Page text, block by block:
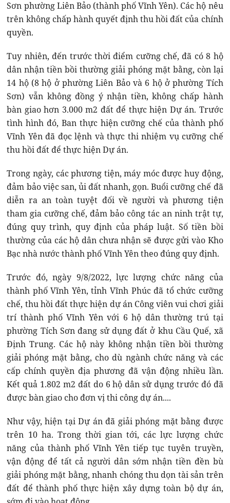
Sơn phường Liên Bảo (thành phố Vĩnh Yên). Các hộ nêu
trên không chấp hành quyết định thu hồi đất của chính
quyền.
Tuy nhiên, đến trước thời điểm cưỡng chế, đã có 8 hộ
dân nhận tiền bồi thường giải phóng mặt bằng, còn lại
14 hộ (8 hộ ở phường Liên Bảo và 6 hộ ở phường Tích
Sơn) vẫn không đồng ý nhận tiền, không chấp hành
bàn giao hơn 3.000 m2 đất để thực hiện Dự án. Trước
tình hình đó, Ban thực hiện cưỡng chế của thành phố
Vĩnh Yên đã đọc lệnh và thực thi nhiệm vụ cưỡng chế
thu hồi đất để thực hiện Dự án.
Trong ngày, các phương tiện, máy móc được huy động,
đảm bảo việc san, ủi đất nhanh, gọn. Buổi cưỡng chế đã
diễn ra an toàn tuyệt đối về người và phương tiện
tham gia cưỡng chế, đảm bảo công tác an ninh trật tự,
đúng quy trình, quy định của pháp luật. Số tiền bồi
thường của các hộ dân chưa nhận sẽ được gửi vào Kho
Bạc nhà nước thành phố Vĩnh Yên theo đúng quy định.
Trước đó, ngày 9/8/2022, lực lượng chức năng của
thành phố Vĩnh Yên, tỉnh Vĩnh Phúc đã tổ chức cưỡng
chế, thu hồi đất thực hiện dự án Công viên vui chơi giải
trí thành phố Vĩnh Yên với 6 hộ dân thường trú tại
phường Tích Sơn đang sử dụng đất ở khu Cầu Quế, xã
Định Trung. Các hộ này không nhận tiền bồi thường
giải phóng mặt bằng, cho dù ngành chức năng và các
cấp chính quyền địa phương đã vận động nhiều lần.
Kết quả 1.802 m2 đất do 6 hộ dân sử dụng trước đó đã
được bàn giao cho đơn vị thi công dự án....
Như vậy, hiện tại Dự án đã giải phóng mặt bằng được
trên 10 ha. Trong thời gian tới, các lực lượng chức
năng của thành phố Vĩnh Yên tiếp tục tuyên truyền,
vận động để tất cả người dân sớm nhận tiền đền bù
giải phóng mặt bằng, nhanh chóng thu dọn tài sản trên
đất để thành phố thực hiện xây dựng toàn bộ dự án,